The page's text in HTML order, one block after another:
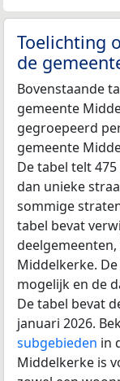
Toelichting
de
Bovenstaande
gemeente
gegroepeerd
gemeente
De tabel telt
dan unieke
sommige
tabel bevat
Middelkerke.
mogelijk en de
De tabel bevat
januari 2026.
subgebieden in
Middelkerke is